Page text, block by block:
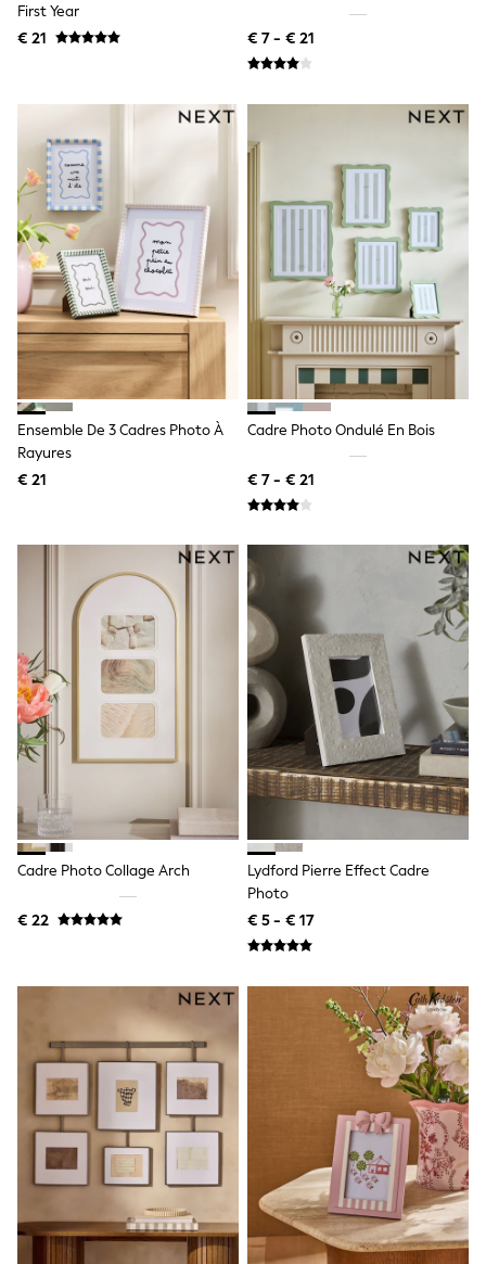
Jumpsuits & Playsuits
Rash Vests
Skirts
Sunglasses
Sunsafe Swimwear
Tops & T-Shirts
Baby Holiday Shop
Baby Travel Accessories
All Accessories
Beach Bags
Beach Towels
Birkenstock
Crocs
Havaianas
Pour Moi
Rayban
Skechers
GIRLS
New In
Trending: Top & Short Sets
Toy Story
50 - 92cm
98 - 110cm
116 - 134cm
140 - 174cm
All Clothing
T-Shirts
Dresses
Shorts & Skirts
Sweatshirts & Hoodies
Trousers & Leggings
Sets & Outfits
Nightwear & Pyjamas
Jumpsuits & Playsuits
Jeans
Multipacks
All Holiday Shop
Tops
Dresses
Shorts
Skirts
Sandals & Sliders
Rash Vests
Sun Safe Swimwear
Denim Jackets
Raincoats
First Year
€ 21
€ 7 - € 21
Ensemble De 3 Cadres Photo À
Rayures
€ 21
Cadre Photo Ondulé En Bois
€ 7 - € 21
Cadre Photo Collage Arch
€ 22
Lydford Pierre Effect Cadre
Photo
€ 5 - € 17